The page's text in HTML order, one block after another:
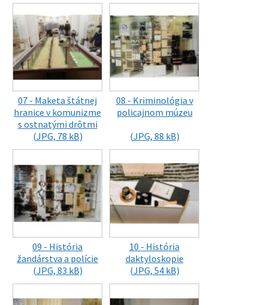
07 - Maketa štátnej
hranice v komunizme
s ostnatými drôtmi
(JPG, 78 kB)
08 - Kriminológia v
policajnom múzeu
(JPG, 88 kB)
09 - História
žandárstva a polície
(JPG, 83 kB)
10 - História
daktyloskopie
(JPG, 54 kB)